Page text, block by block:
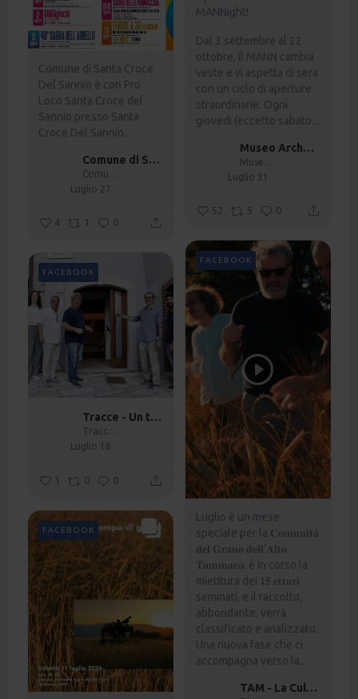
MANNight!
Dal 3 settembre al 22
ottobre, il MANN cambia
veste e vi aspetta di sera
con un ciclo di aperture
straordinarie. Ogni
giovedì (eccetto sabato...
Museo Archeologico di Napoli
Luglio 31
52 5 0
Comune di Santa Croce
Del Sannio è con Pro
Loco Santa Croce del
Sannio presso Santa
Croce Del Sannio.
Comune di Santa Croce Del Sannio
Luglio 27
4 1 0
Luglio è un mese
speciale per la 𝐂𝐨𝐦𝐮𝐧𝐢𝐭𝐚̀
𝐝𝐞𝐥 𝐆𝐫𝐚𝐧𝐨 𝐝𝐞𝐥𝐥’𝐀𝐥𝐭𝐨
𝐓𝐚𝐦𝐦𝐚𝐫𝐨: è in corso la
mietitura dei 𝟏𝟓 𝐞𝐭𝐭𝐚𝐫𝐢
seminati, e il raccolto,
abbondante, verrà
classificato e analizzato.
Una nuova fase che ci
accompagna verso la...
TAM - La Cultura è un fiume
FACEBOOK
Tracce - Un tratturo in comune
Luglio 18
FACEBOOK
1 0 0
FACEBOOK